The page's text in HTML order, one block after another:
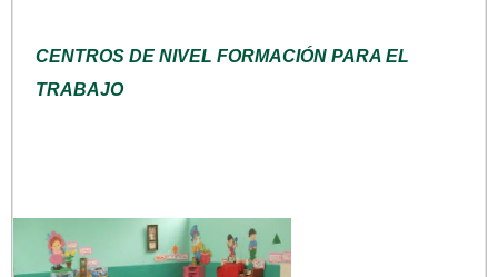
CENTROS DE NIVEL FORMACIÓN PARA EL
TRABAJO